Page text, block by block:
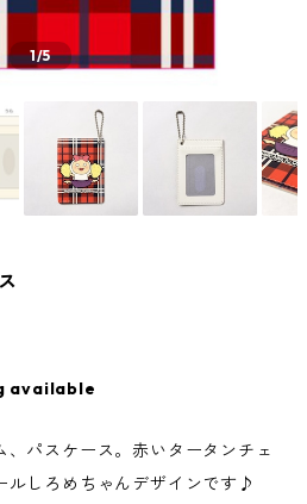
1/5
available
、パスケース。赤いタータンチェ
ルしろめちゃんデザインです♪